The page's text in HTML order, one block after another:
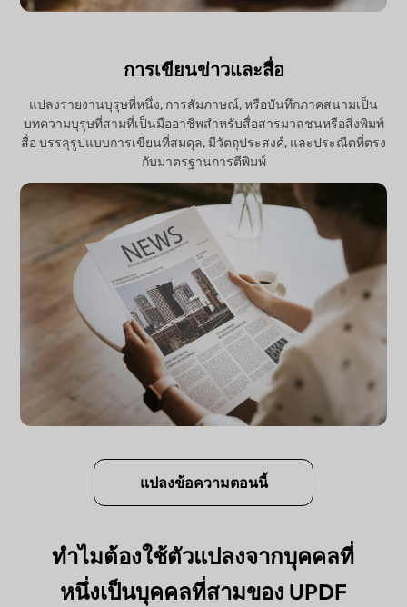
การเขียนข่าวและสื่อ
แปลงรายงานบุรุษที่หนึ่ง, การสัมภาษณ์, หรือบันทึกภาคสนามเป็น
บทความบุรุษที่สามที่เป็นมืออาชีพสำหรับสื่อสารมวลชนหรือสิ่งพิมพ์
สื่อ บรรลุรูปแบบการเขียนที่สมดุล, มีวัตถุประสงค์, และประณีตที่ตรง
กับมาตรฐานการตีพิมพ์
แปลงข้อความตอนนี้
ทำไมต้องใช้ตัวแปลงจากบุคคลที่
หนึ่งเป็นบุคคลที่สามของ UPDF